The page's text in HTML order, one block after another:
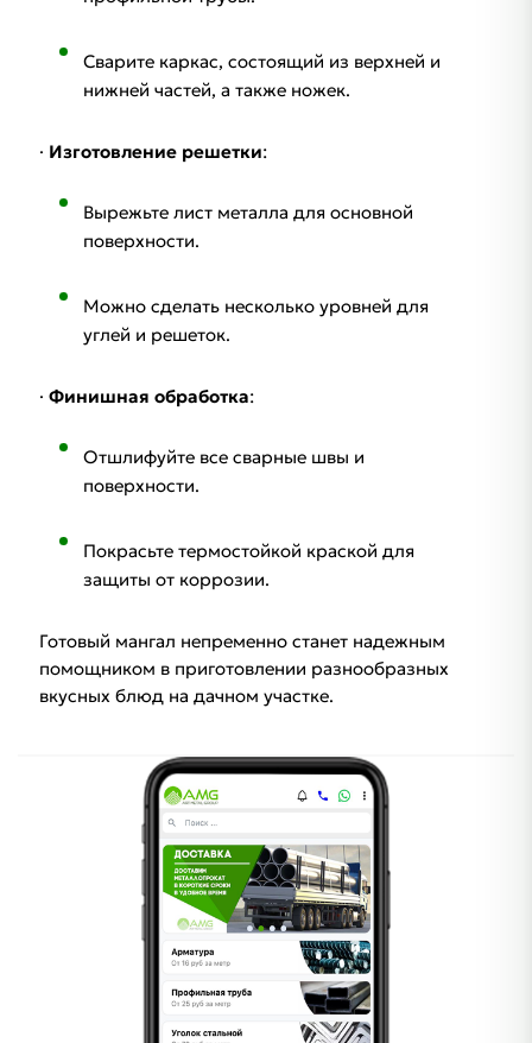
Сварите каркас, состоящий из верхней и
нижней частей, а также ножек.
· Изготовление решетки:
Вырежьте лист металла для основной
поверхности.
Можно сделать несколько уровней для
углей и решеток.
· Финишная обработка:
Отшлифуйте все сварные швы и
поверхности.
Покрасьте термостойкой краской для
защиты от коррозии.
Готовый мангал непременно станет надежным
помощником в приготовлении разнообразных
вкусных блюд на дачном участке.